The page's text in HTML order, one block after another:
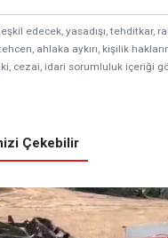
edecek, yasadışı, tehditkar,
ahlaka aykırı, kişilik
cezai, idari sorumluluk içeriği
Çekebilir